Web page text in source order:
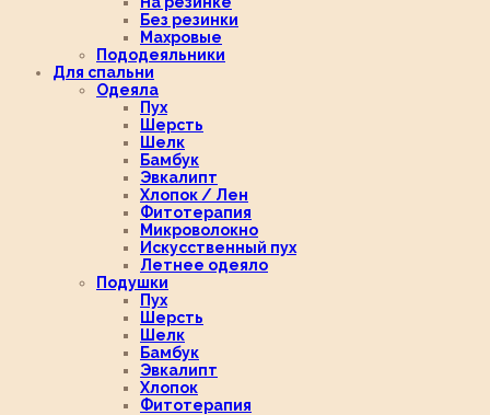
Без резинки
Махровые
Пододеяльники
Для спальни
Одеяла
Пух
Шерсть
Шелк
Бамбук
Эвкалипт
Хлопок / Лен
Фитотерапия
Микроволокно
Искусственный пух
Летнее одеяло
Подушки
Пух
Шерсть
Шелк
Бамбук
Эвкалипт
Хлопок
Фитотерапия